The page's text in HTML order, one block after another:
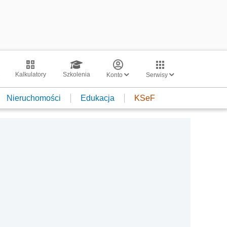
Kalkulatory Szkolenia Konto Serwisy
Nieruchomości Edukacja KSeF